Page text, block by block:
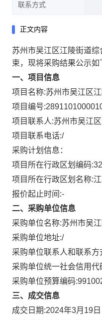
联系方式
正文内容
苏州市吴江区江陵街道
束，现将采购结果公示如
一、项目信息
项目名称:苏州市吴江区
项目编号:
项目联系人:苏州市吴江
项目联系电话:/
采购计划信息：
项目所在行政区划编码:
项目所在行政区划名称:
报价起止时间:-
二、采购单位信息
采购单位名称:苏州市吴
采购单位地址:/
采购单位联系人和联系方
采购单位统一社会信用
采购单位预算编码:
三、成交信息
成交日期:2024年3月19日